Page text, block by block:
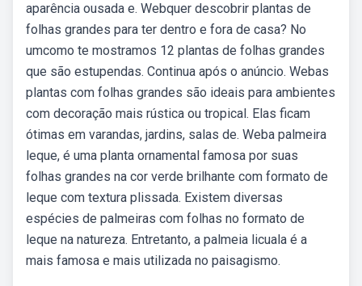
aparência ousada e. Webquer descobrir plantas de
folhas grandes para ter dentro e fora de casa? No
umcomo te mostramos 12 plantas de folhas grandes
que são estupendas. Continua após o anúncio. Webas
plantas com folhas grandes são ideais para ambientes
com decoração mais rústica ou tropical. Elas ficam
ótimas em varandas, jardins, salas de. Weba palmeira
leque, é uma planta ornamental famosa por suas
folhas grandes na cor verde brilhante com formato de
leque com textura plissada. Existem diversas
espécies de palmeiras com folhas no formato de
leque na natureza. Entretanto, a palmeia licuala é a
mais famosa e mais utilizada no paisagismo.